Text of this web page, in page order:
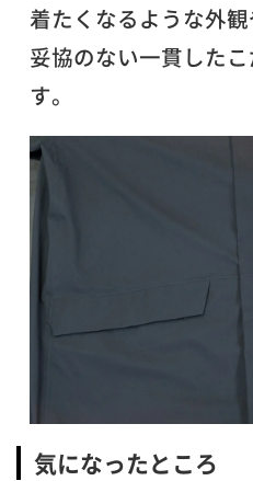
着たくなるような外観
妥協のない一貫した
す。
気になったところ